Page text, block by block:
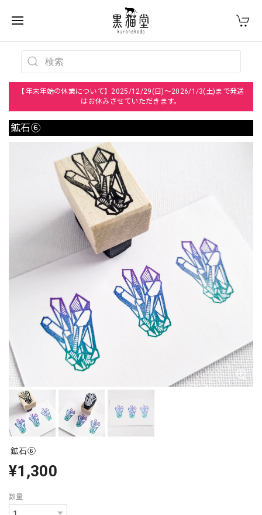
【年末年始の休業について】2025/12/29(日)～2026/1/3(土)まで発送
はお休みさせていただきます。
鉱石⑥
鉱石⑥
¥1,300
数量